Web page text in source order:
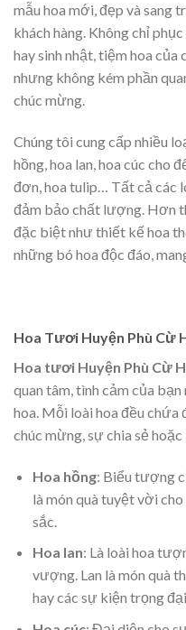
mẫu hoa mới, đẹp và sang
khách hàng. Không chỉ
hay sinh nhật, tiệm hoa của
nhưng không kém phần
chúc mừng.
Chúng tôi cung cấp nhiều
hồng, hoa lan, hoa cúc cho
đơn, hoa tulip… Tất cả các
đảm bảo chất lượng. Hơn
đặc biệt như thiết kế hoa
những bó hoa độc đáo,
Hoa Tươi Huyện Phù Cừ
Hoa tươi Huyện Phù Cừ
quan tâm, tình cảm của
hoa. Mỗi loài hoa đều
chúc mừng, sự chia sẻ
Hoa hồng: Biểu tượng
là món quà tuyệt vời
sắc.
Hoa lan: Là loài hoa
vượng. Lan là món quà
hay các sự kiện trọng